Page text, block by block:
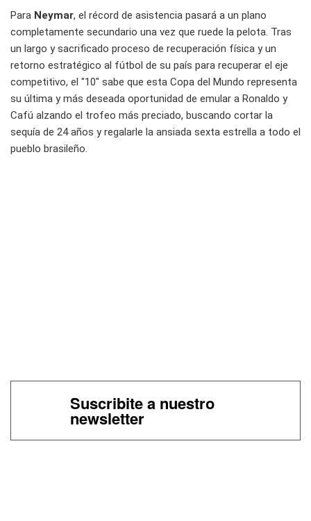
Para Neymar, el récord de asistencia pasará a un plano
completamente secundario una vez que ruede la pelota. Tras
un largo y sacrificado proceso de recuperación física y un
retorno estratégico al fútbol de su país para recuperar el eje
competitivo, el "10" sabe que esta Copa del Mundo representa
su última y más deseada oportunidad de emular a Ronaldo y
Cafú alzando el trofeo más preciado, buscando cortar la
sequía de 24 años y regalarle la ansiada sexta estrella a todo el
pueblo brasileño.
Suscribite a nuestro
newsletter